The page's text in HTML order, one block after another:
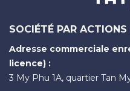
SOCIÉTÉ PAR
Adresse commerciale
licence) :
3 My Phu 1A, quartier Tan